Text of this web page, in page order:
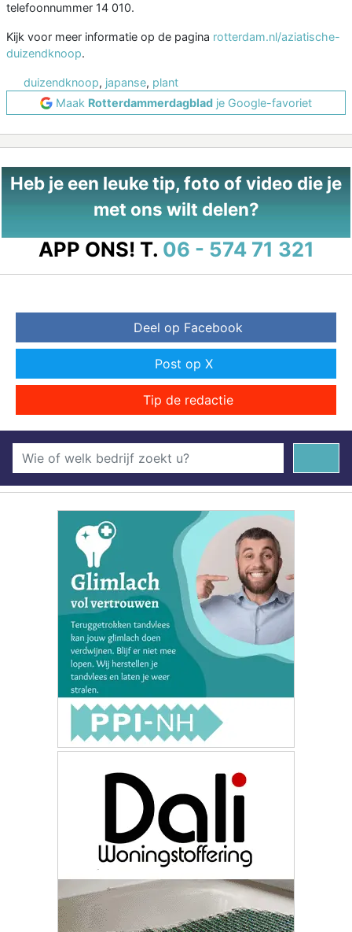
telefoonnummer 14 010.
Kijk voor meer informatie op de pagina rotterdam.nl/aziatische-
duizendknoop.
duizendknoop, japanse, plant
Maak Rotterdammerdagblad je Google-favoriet
Heb je een leuke tip, foto of video die je
met ons wilt delen?
APP ONS! T. 06 - 574 71 321
Deel op Facebook
Post op X
Tip de redactie